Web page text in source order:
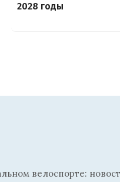
2028 годы
велоспорте: